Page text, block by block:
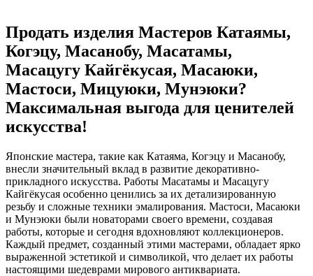
Продать изделия Мастеров Катаямы,
Когэцу, Масанобу, Масатамы,
Масацугу Кайгёкусая, Масаюки,
Мастоси, Мицуюки, Мунэюки?
Максимальная выгода для ценителей
искусства!
Японские мастера, такие как Катаяма, Когэцу и Масанобу,
внесли значительный вклад в развитие декоративно-
прикладного искусства. Работы Масатамы и Масацугу
Кайгёкусая особенно ценились за их детализированную
резьбу и сложные техники эмалирования. Мастоси, Масаюки
и Мунэюки были новаторами своего времени, создавая
работы, которые и сегодня вдохновляют коллекционеров.
Каждый предмет, созданный этими мастерами, обладает ярко
выраженной эстетикой и символикой, что делает их работы
настоящими шедеврами мирового антиквариата.